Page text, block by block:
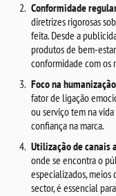
Conformidade
diretrizes rigorosas
feita. Desde a
produtos de bem-
conformidade com os
Foco na humanização
fator de ligação
ou serviço tem na
confiança na marca.
Utilização de canais
onde se encontra o
especializados,
sector, é essencial